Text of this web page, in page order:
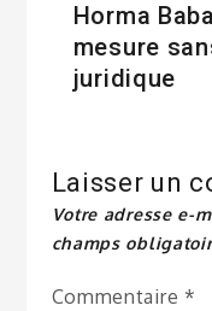
Horma
mesure
juridique
Laisser un
Votre adresse e-
champs
Commentaire *